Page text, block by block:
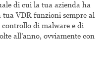
di cui la tua azienda ha
tua VDR funzioni sempre al
di malware e di
all’anno, ovviamente con